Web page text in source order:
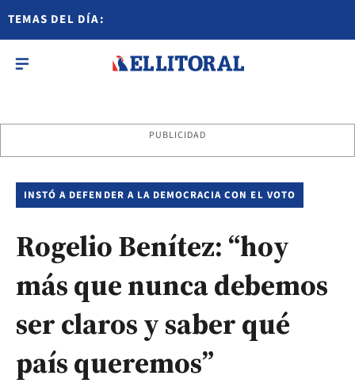
TEMAS DEL DÍA:
PUBLICIDAD
INSTÓ A DEFENDER A LA DEMOCRACIA CON EL VOTO
Rogelio Benítez: “hoy
más que nunca debemos
ser claros y saber qué
país queremos”